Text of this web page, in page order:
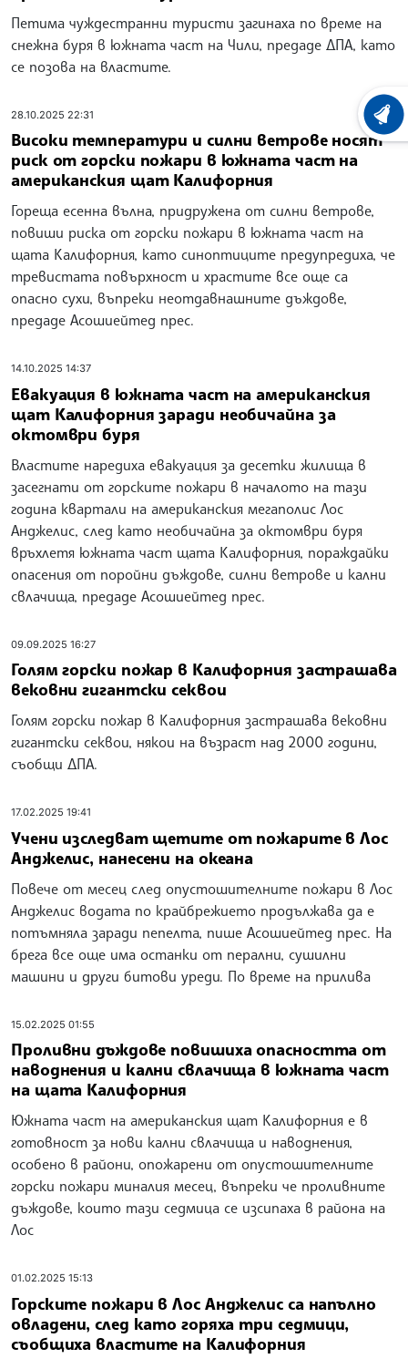
Петима чуждестранни туристи загинаха по време на
снежна буря в южната част на Чили, предаде ДПА, като
се позова на властите.
28.10.2025 22:31
Високи температури и силни ветрове носят
риск от горски пожари в южната част на
американския щат Калифорния
Гореща есенна вълна, придружена от силни ветрове,
повиши риска от горски пожари в южната част на
щата Калифорния, като синоптиците предупредиха, че
тревистата повърхност и храстите все още са
опасно сухи, въпреки неотдавнашните дъждове,
предаде Асошиейтед прес.
14.10.2025 14:37
Eвакуация в южната част на американския
щат Калифорния заради необичайна за
октомври буря
Властите наредиха евакуация за десетки жилища в
засегнати от горските пожари в началото на тази
година квартали на американския мегаполис Лос
Анджелис, след като необичайна за октомври буря
връхлетя южната част щата Калифорния, пораждайки
опасения от поройни дъждове, силни ветрове и кални
свлачища, предаде Асошиейтед прес.
09.09.2025 16:27
Голям горски пожар в Калифорния застрашава
вековни гигантски секвои
Голям горски пожар в Калифорния застрашава вековни
гигантски секвои, някои на възраст над 2000 години,
съобщи ДПА.
17.02.2025 19:41
Учени изследват щетите от пожарите в Лос
Анджелис, нанесени на океана
Повече от месец след опустошителните пожари в Лос
Анджелис водата по крайбрежието продължава да е
потъмняла заради пепелта, пише Асошиейтед прес. На
брега все още има останки от перални, сушилни
машини и други битови уреди. По време на прилива
15.02.2025 01:55
Проливни дъждове повишиха опасността от
наводнения и кални свлачища в южната част
на щата Калифорния
Южната част на американския щат Калифорния е в
готовност за нови кални свлачища и наводнения,
особено в райони, опожарени от опустошителните
горски пожари миналия месец, въпреки че проливните
дъждове, които тази седмица се изсипаха в района на
Лос
01.02.2025 15:13
Горските пожари в Лос Анджелис са напълно
овладени, след като горяха три седмици,
съобщиха властите на Калифорния